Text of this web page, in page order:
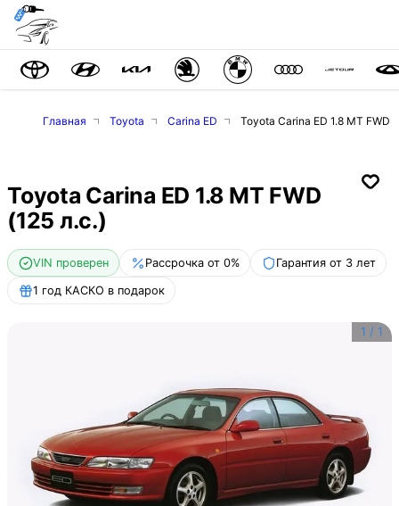
Главная Toyota Carina ED Toyota Carina ED 1.8 MT FWD
Toyota Carina ED 1.8 MT FWD
(125 л.с.)
VIN проверен Рассрочка от 0% Гарантия от 3 лет
1 год КАСКО в подарок
1 / 1